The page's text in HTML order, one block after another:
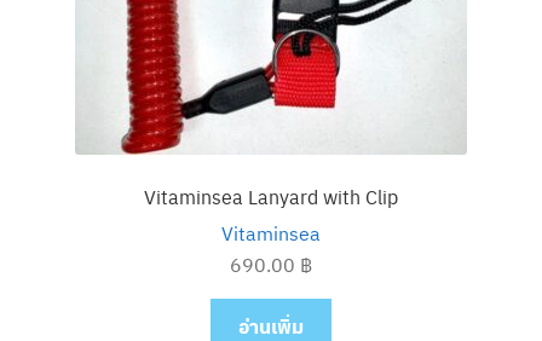
Vitaminsea Lanyard with Clip
Vitaminsea
690.00 ฿
อ่านเพิ่ม